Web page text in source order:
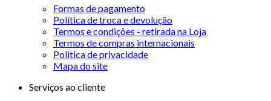
Formas de pagamento
Política de troca e devolução
Termos e condições - retirada na Loja
Termos de compras internacionais
Politica de privacidade
Mapa do site
Serviços ao cliente